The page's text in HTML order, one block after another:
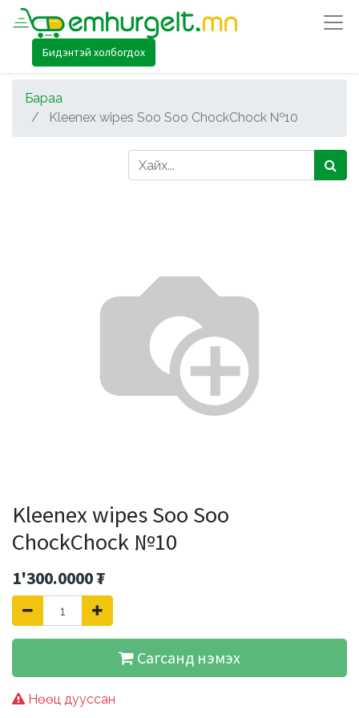
Бидэнтэй холбогдох
Бараа
Kleenex wipes Soo Soo ChockChock №10
Kleenex wipes Soo Soo
ChockChock №10
1'300.0000₮
Сагсанд нэмэх
Нөөц дууссан